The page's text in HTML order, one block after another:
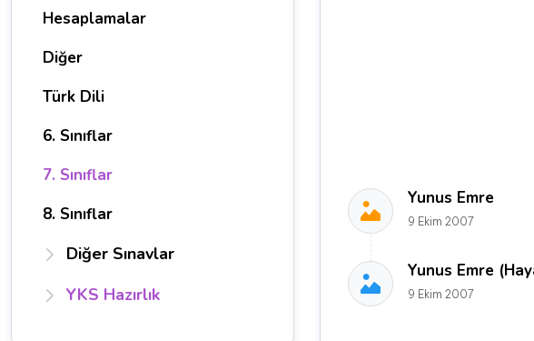
Hesaplamalar
Diğer
Türk Dili
6. Sınıflar
7. Sınıflar
8. Sınıflar
Diğer Sınavlar
YKS Hazırlık
Yunus Emre
9 Ekim 2007
Yunus Emre
9 Ekim 2007